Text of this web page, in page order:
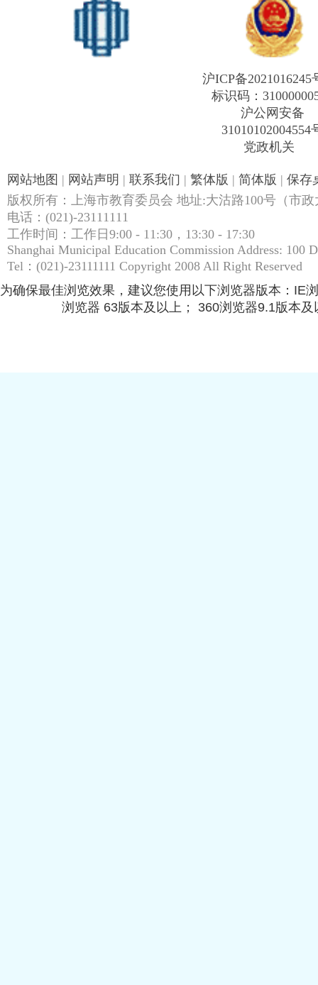
沪ICP备2021016245
标识码：
沪公网安备
31010102004554
党政机关
网站地图 | 网站声明 | 联系我们 | 繁体版 | 简体版 | 保存
版权所有：上海市教育委员会 地址:大沽路100号（市
电话：(021)-23111111
工作时间：工作日9:00 - 11:30，13:30 - 17:30
Shanghai Municipal Education Commission Address: 100
Tel：(021)-23111111 Copyright 2008 All Right Reserved
为确保最佳浏览效果，建议您使用以下浏览器版本：IE
浏览器 63版本及以上； 360浏览器9.1版本